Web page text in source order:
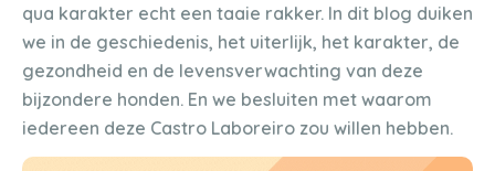
qua karakter echt een taaie rakker. In dit blog duiken
we in de geschiedenis, het uiterlijk, het karakter, de
gezondheid en de levensverwachting van deze
bijzondere honden. En we besluiten met waarom
iedereen deze Castro Laboreiro zou willen hebben.